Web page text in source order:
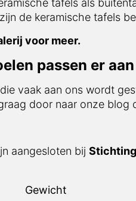
tafels als
keramische tafels
voor meer.
passen er aan
vaak aan ons wordt
door naar onze blog
aangesloten bijStichting
Afmeting blad